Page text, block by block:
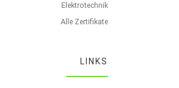
Elektrotechnik
Alle Zertifikate
LINKS